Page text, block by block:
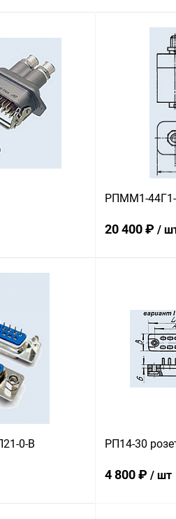
Сравнение
В наличии
РПММ1-
20 400 ₽ /
Купить в 1
В избранное
0-В РП14-30
4 800 ₽ / шт